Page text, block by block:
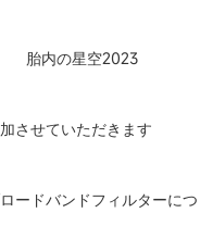
胎内の星空2023
させていただきます
ードバンドフィルターにつ